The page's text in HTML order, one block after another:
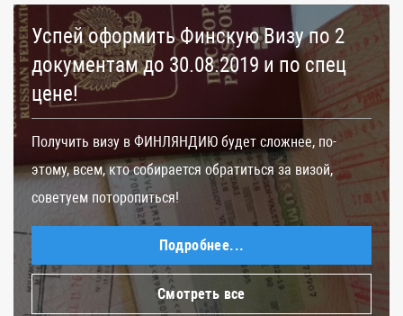
Успей оформить Финскую Визу по 2
документам до 30.08.2019 и по спец
цене!
Получить визу в ФИНЛЯНДИЮ будет сложнее, по-
этому, всем, кто собирается обратиться за визой,
советуем поторопиться!
Подробнее...
Смотреть все